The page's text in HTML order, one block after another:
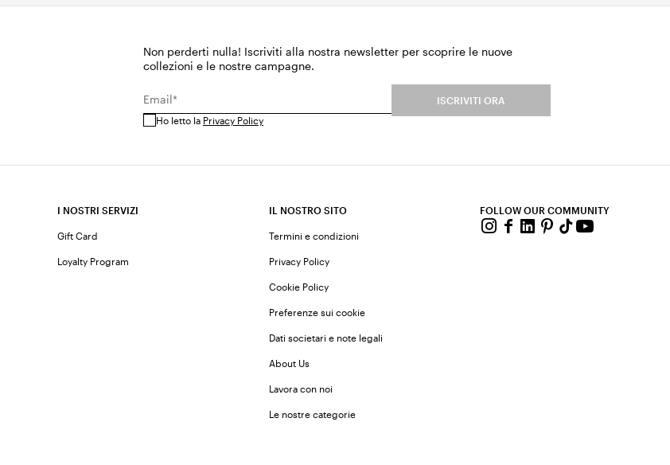
Non perderti nulla! Iscriviti alla nostra newsletter per scoprire le nuove
collezioni e le nostre campagne.
Email*
Ho letto la Privacy Policy
ISCRIVITI ORA
I NOSTRI SERVIZI
Gift Card
Loyalty Program
IL NOSTRO SITO
Termini e condizioni
Privacy Policy
Cookie Policy
Preferenze sui cookie
Dati societari e note legali
About Us
Lavora con noi
Le nostre categorie
FOLLOW OUR COMMUNITY